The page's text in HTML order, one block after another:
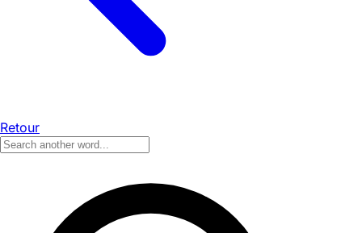
Retour